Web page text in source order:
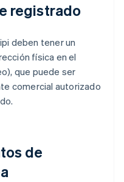
registrado
deben tener un
física en el
que puede ser
comercial autorizado
de